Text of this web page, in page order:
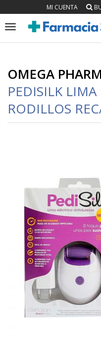
MI CUENTA
Toggle
OMEGA
PEDISILK LIMA
RODILLOS